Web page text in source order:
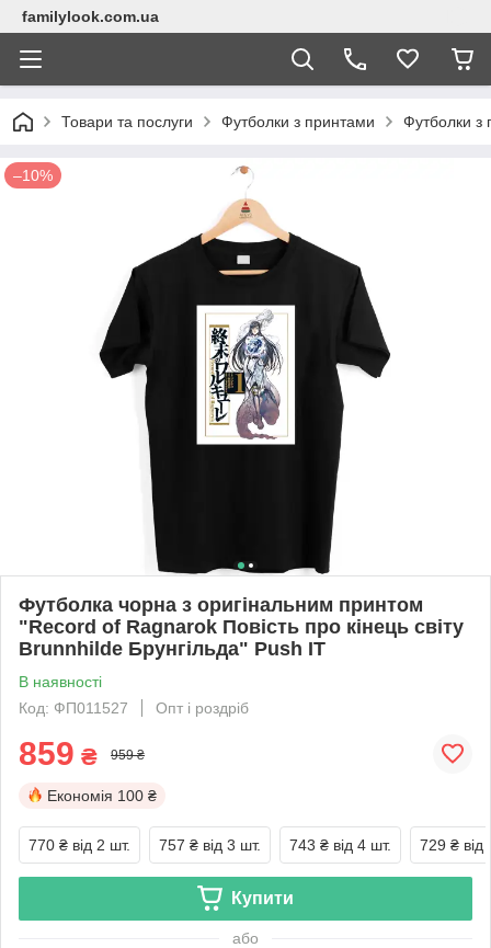
familylook.com.ua
Товари та послуги Футболки з принтами Футболки з
–10%
Футболка чорна з оригінальним принтом
"Record of Ragnarok Повість про кінець світу
Brunnhilde Брунгільда" Push IT
В наявності
Код: ФП011527
Опт і роздріб
859 ₴ 959 ₴
Економія 100 ₴
770 ₴ від 2 шт. 757 ₴ від 3 шт. 743 ₴ від 4 шт. 729 ₴ від
Купити
або